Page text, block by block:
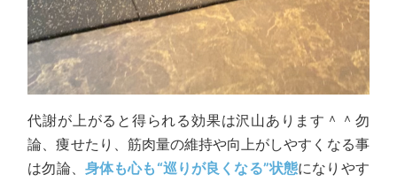
代謝が上がると得られる効果は沢山あります＾＾勿
論、痩せたり、筋肉量の維持や向上がしやすくなる事
は勿論、 身体も心も“巡りが良くなる”状態になりやす